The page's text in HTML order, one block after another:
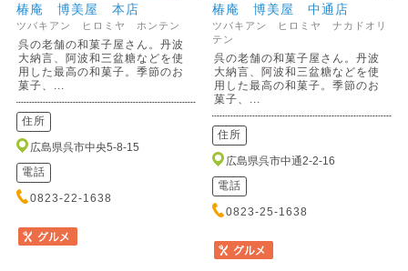
椿庵 博美屋 本店
ツバキアン ヒロミヤ ホンテン
呉の老舗の和菓子屋さん。丹波
大納言、阿波和三盆糖などを使
用した最高の和菓子。季節のお
菓子、...
住所
広島県呉市中央5-8-15
電話
0823-22-1638
椿庵 博美屋 中通店
ツバキアン ヒロミヤ ナカドオリ
テン
呉の老舗の和菓子屋さん。丹波
大納言、阿波和三盆糖などを使
用した最高の和菓子。季節のお
菓子、...
住所
広島県呉市中通2-2-16
電話
0823-25-1638